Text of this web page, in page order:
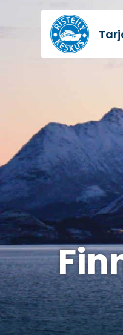
Etusivulle